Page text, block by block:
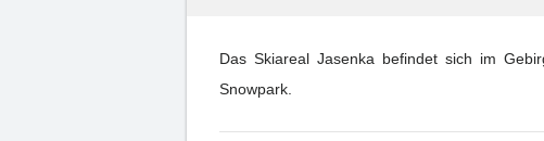
Das Skiareal Jasenka befindet sich im
Snowpark.